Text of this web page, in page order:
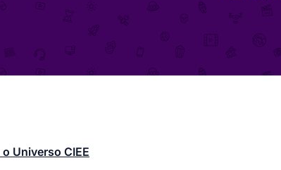
o Universo CIEE